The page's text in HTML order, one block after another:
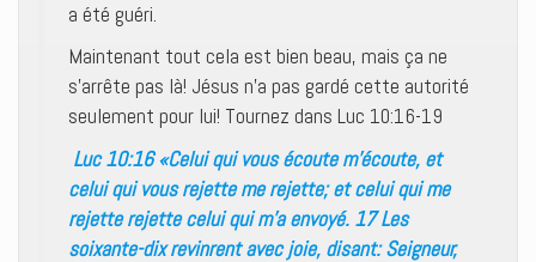
a été guéri.
Maintenant tout cela est bien beau, mais ça ne
s’arrête pas là! Jésus n’a pas gardé cette autorité
seulement pour lui! Tournez dans Luc 10:16-19
Luc 10:16 «Celui qui vous écoute m’écoute, et
celui qui vous rejette me rejette; et celui qui me
rejette rejette celui qui m’a envoyé. 17 Les
soixante-dix revinrent avec joie, disant: Seigneur,